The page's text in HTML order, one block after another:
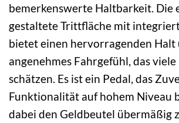
bemerkenswerte Haltbarkeit. Die
gestaltete Trittfläche mit
bietet einen hervorragenden Halt
angenehmes Fahrgefühl, das
schätzen. Es ist ein Pedal, das
Funktionalität auf hohem Niveau
dabei den Geldbeutel übermäßig